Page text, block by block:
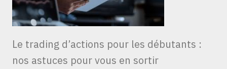
Le trading d’actions pour les débutants :
nos astuces pour vous en sortir